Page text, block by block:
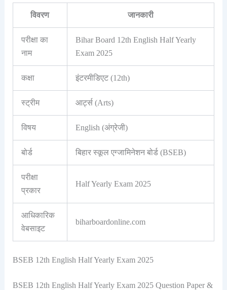
विवरण जानकारी
परीक्षा का
नाम
Bihar Board 12th English Half Yearly
Exam 2025
कक्षा इंटरमीडिएट (12th)
स्ट्रीम आर्ट्स (Arts)
विषय English (अंग्रेजी)
बोर्ड बिहार स्कूल एग्जामिनेशन बोर्ड (BSEB)
परीक्षा
प्रकार
Half Yearly Exam 2025
आधिकारिक
वेबसाइट
biharboardonline.com
BSEB 12th English Half Yearly Exam 2025
BSEB 12th English Half Yearly Exam 2025 Question Paper &